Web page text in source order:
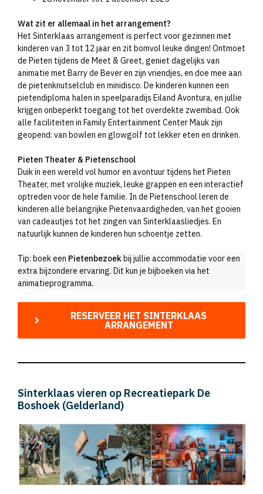
Wat zit er allemaal in het arrangement?
Het Sinterklaas arrangement is perfect voor gezinnen met
kinderen van 3 tot 12 jaar en zit bomvol leuke dingen! Ontmoet
de Pieten tijdens de Meet & Greet, geniet dagelijks van
animatie met Barry de Bever en zijn vriendjes, en doe mee aan
de pietenknutselclub en minidisco. De kinderen kunnen een
pietendiploma halen in speelparadijs Eiland Avontura, en jullie
krijgen onbeperkt toegang tot het overdekte zwembad. Ook
alle faciliteiten in Family Entertainment Center Mauk zijn
geopend: van bowlen en glowgolf tot lekker eten en drinken.
Pieten Theater & Pietenschool
Duik in een wereld vol humor en avontuur tijdens het Pieten
Theater, met vrolijke muziek, leuke grappen en een interactief
optreden voor de hele familie. In de Pietenschool leren de
kinderen alle belangrijke Pietenvaardigheden, van het gooien
van cadeautjes tot het zingen van Sinterklaasliedjes. En
natuurlijk kunnen de kinderen hun schoentje zetten.
Tip: boek een Pietenbezoek bij jullie accommodatie voor een
extra bijzondere ervaring. Dit kun je bijboeken via het
animatieprogramma.
RESERVEER HET SINTERKLAAS
ARRANGEMENT
Sinterklaas vieren op Recreatiepark De
Boshoek (Gelderland)